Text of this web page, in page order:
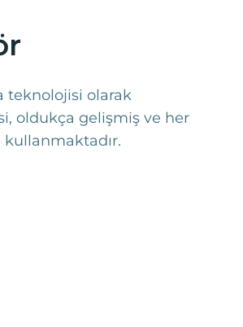
teknolojisi olarak
oldukça gelişmiş ve her
kullanmaktadır.